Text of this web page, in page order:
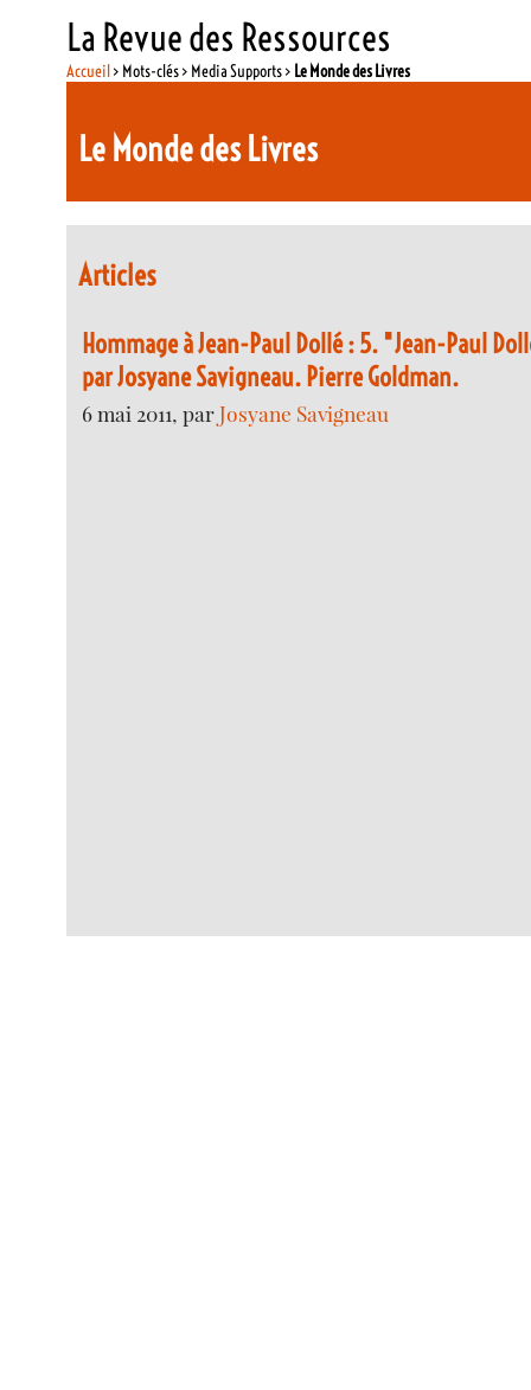
La Revue des Ressources
Accueil> Mots-clés > Media Supports > Le Monde des Livres
Le Monde des Livres
Articles
Hommage à Jean-Paul Dollé : 5. "Jean-Paul
par Josyane Savigneau. Pierre Goldman.
6 mai 2011, parJosyane Savigneau